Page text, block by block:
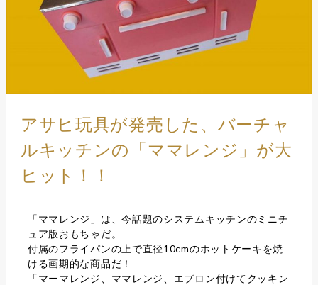
アサヒ玩具が発売した、バーチャ
ルキッチンの「ママレンジ」が大
ヒット！！
「ママレンジ」は、今話題のシステムキッチンのミニチ
ュア版おもちゃだ。
付属のフライパンの上で直径10cmのホットケーキを焼
ける画期的な商品だ！
「マーマレンジ、ママレンジ、エプロン付けてクッキン